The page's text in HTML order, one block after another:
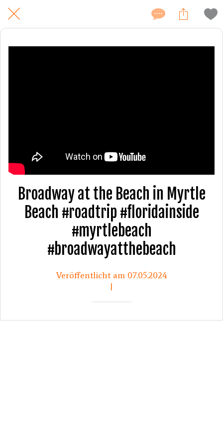
Broadway at the Beach in Myrtle
Beach #roadtrip #floridainside
#myrtlebeach
#broadwayatthebeach
Veröffentlicht am 07.05.2024
|